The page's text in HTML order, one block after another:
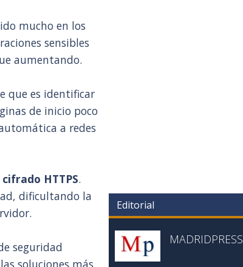
mucho en los
sensibles
aumentando.
que es identificar
de inicio poco
a redes
HTTPS.
dificultando la
seguridad
soluciones más
Editorial
MADRIDPRESS